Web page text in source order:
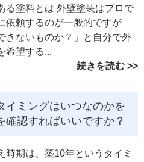
る塗料とは 外壁塗装はプロで
依頼するのが一般的ですが
きないものか？」と自分で外
希望する...
続きを読む
イミングはいつなのかを
確認すればいいですか？
時期は、築10年というタイミ